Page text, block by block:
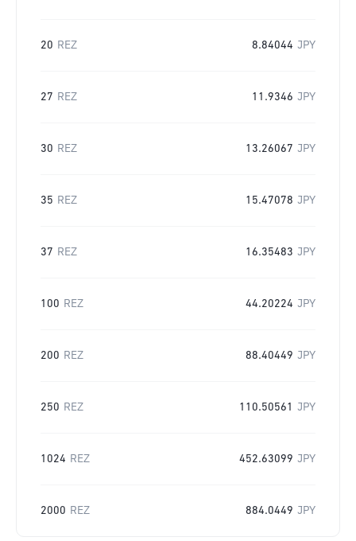
20 REZ 8.84044 JPY
27 REZ 11.9346 JPY
30 REZ 13.26067 JPY
35 REZ 15.47078 JPY
37 REZ 16.35483 JPY
100 REZ 44.20224 JPY
200 REZ 88.40449 JPY
250 REZ 110.50561 JPY
1024 REZ 452.63099 JPY
2000 REZ 884.0449 JPY